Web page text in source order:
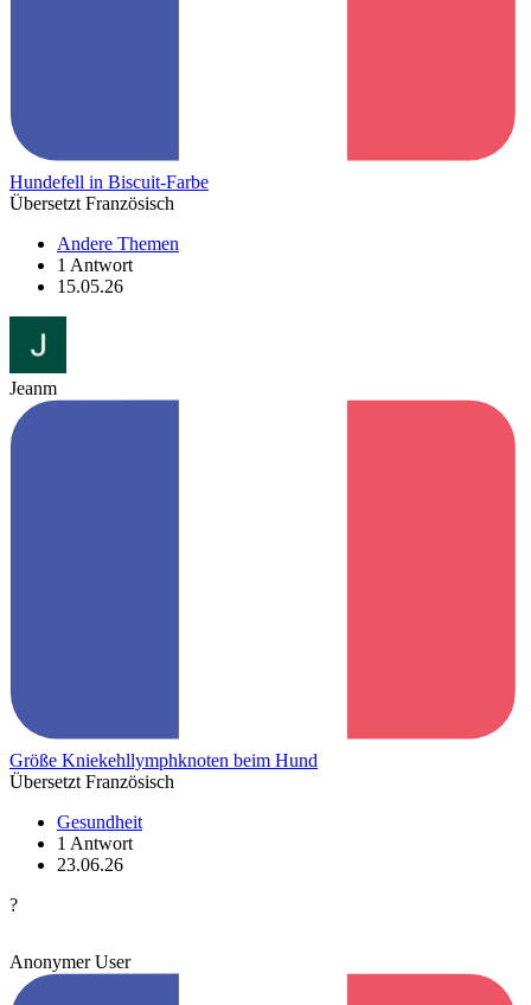
Hundefell in Biscuit-Farbe
Übersetzt Französisch
Andere Themen
1 Antwort
15.05.26
Jeanm
Größe Kniekehllymphknoten beim Hund
Übersetzt Französisch
Gesundheit
1 Antwort
23.06.26
?
Anonymer User